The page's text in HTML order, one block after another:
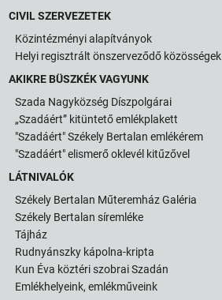
CIVIL SZERVEZETEK
Közintézményi alapítványok
Helyi regisztrált önszerveződő közösségek
AKIKRE BÜSZKÉK VAGYUNK
Szada Nagyközség Díszpolgárai
„Szadáért” kitüntető emlékplakett
"Szadáért" Székely Bertalan emlékérem
"Szadáért" elismerő oklevél kitűzővel
LÁTNIVALÓK
Székely Bertalan Műteremház Galéria
Székely Bertalan síremléke
Tájház
Rudnyánszky kápolna-kripta
Kun Éva köztéri szobrai Szadán
Emlékhelyeink, emlékműveink